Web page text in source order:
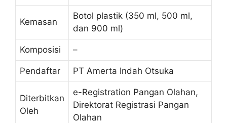
Kemasan
Botol plastik (350 ml, 500 ml,
dan 900 ml)
Komposisi –
Pendaftar PT Amerta Indah Otsuka
Diterbitkan
Oleh
e-Registration Pangan Olahan,
Direktorat Registrasi Pangan
Olahan